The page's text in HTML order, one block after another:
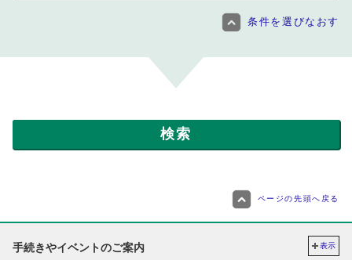
条件を選びなおす
ページの先頭へ戻る
手続きやイベントのご案内 表示